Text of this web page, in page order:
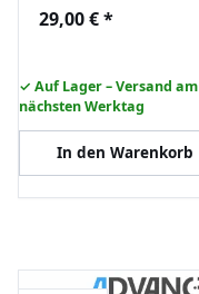
ohne Magnetbasis
29,00 €*
✓ Auf Lager – Versand am
nächsten Werktag
In den Warenkorb